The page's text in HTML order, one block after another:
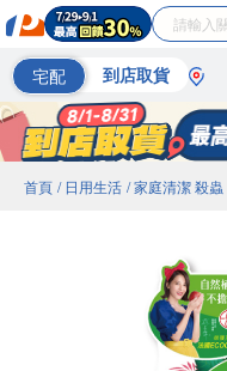
宅配 到店取貨
首頁 / 日用生活 / 家庭清潔 殺蟲